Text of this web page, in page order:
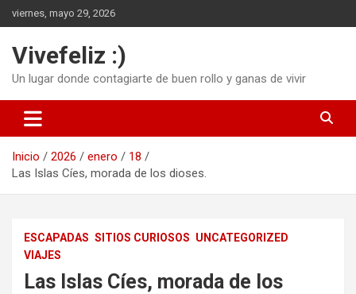
Saltar
al
viernes, mayo 29, 2026
Vivefeliz :)
Un lugar donde contagiarte de buen rollo y ganas de vivir
Inicio 2026 enero
18
Las Islas Cíes, morada de los dioses.
ESCAPADAS SITIOS CURIOSOS UNCATEGORIZED
VIAJES
Las Islas Cíes, morada de los